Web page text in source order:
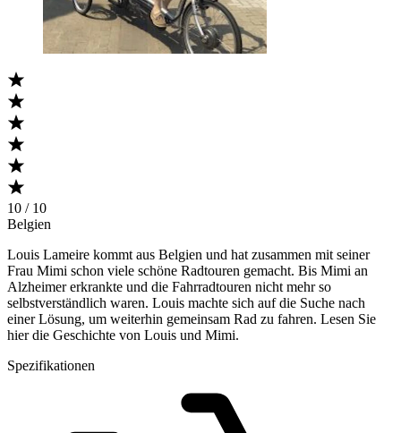
10 / 10
Belgien
Louis Lameire kommt aus Belgien und hat zusammen mit seiner
Frau Mimi schon viele schöne Radtouren gemacht. Bis Mimi an
Alzheimer erkrankte und die Fahrradtouren nicht mehr so
selbstverständlich waren. Louis machte sich auf die Suche nach
einer Lösung, um weiterhin gemeinsam Rad zu fahren. Lesen Sie
hier die Geschichte von Louis und Mimi.
Spezifikationen